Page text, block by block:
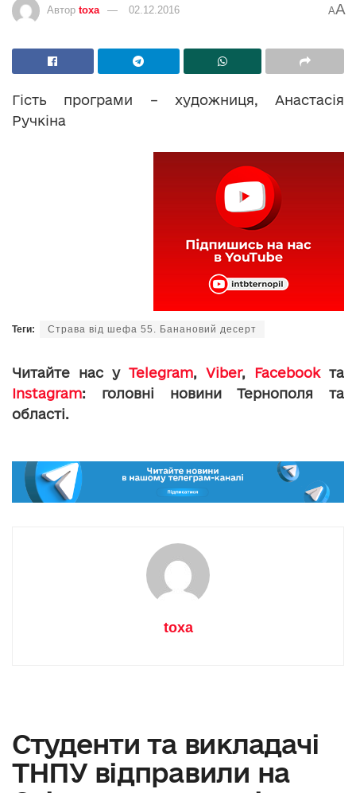
Автор toxa 02.12.2016 AA
Гість програми – художниця, Анастасія
Ручкіна
Теги: Страва від шефа 55. Банановий десерт
Читайте нас у Telegram, Viber, Facebookта
Instagram: головні новини Тернополя та
області.
toxa
Студенти та викладачі
ТНПУ відправили на